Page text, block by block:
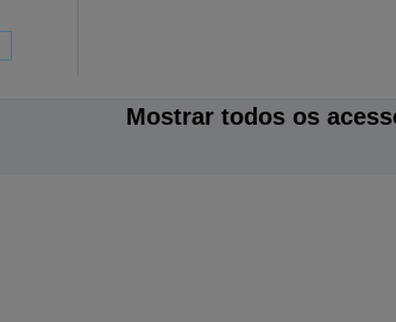
Mostrar todos os